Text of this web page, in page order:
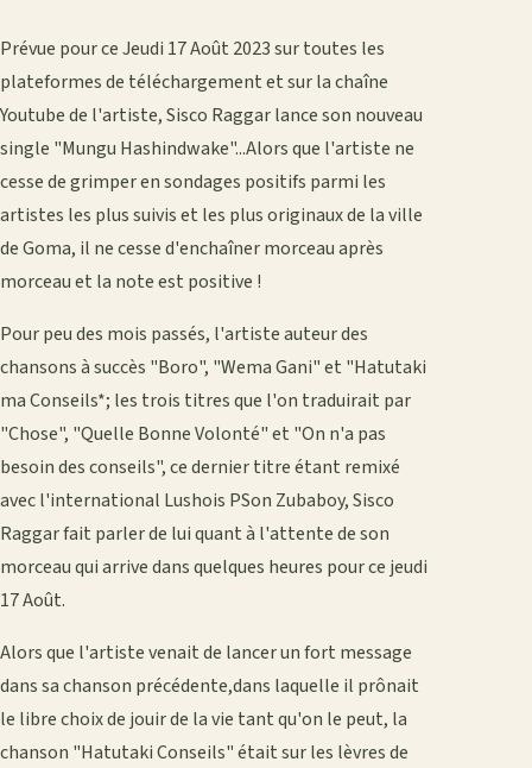
Prévue pour ce Jeudi 17 Août 2023 sur toutes les
plateformes de téléchargement et sur la chaîne
Youtube de l'artiste, Sisco Raggar lance son nouveau
single "Mungu Hashindwake"...Alors que l'artiste ne
cesse de grimper en sondages positifs parmi les
artistes les plus suivis et les plus originaux de la ville
de Goma, il ne cesse d'enchaîner morceau après
morceau et la note est positive !
Pour peu des mois passés, l'artiste auteur des
chansons à succès "Boro", "Wema Gani" et "Hatutaki
ma Conseils*; les trois titres que l'on traduirait par
"Chose", "Quelle Bonne Volonté" et "On n'a pas
besoin des conseils", ce dernier titre étant remixé
avec l'international Lushois PSon Zubaboy, Sisco
Raggar fait parler de lui quant à l'attente de son
morceau qui arrive dans quelques heures pour ce jeudi
17 Août.
Alors que l'artiste venait de lancer un fort message
dans sa chanson précédente,dans laquelle il prônait
le libre choix de jouir de la vie tant qu'on le peut, la
chanson "Hatutaki Conseils" était sur les lèvres de